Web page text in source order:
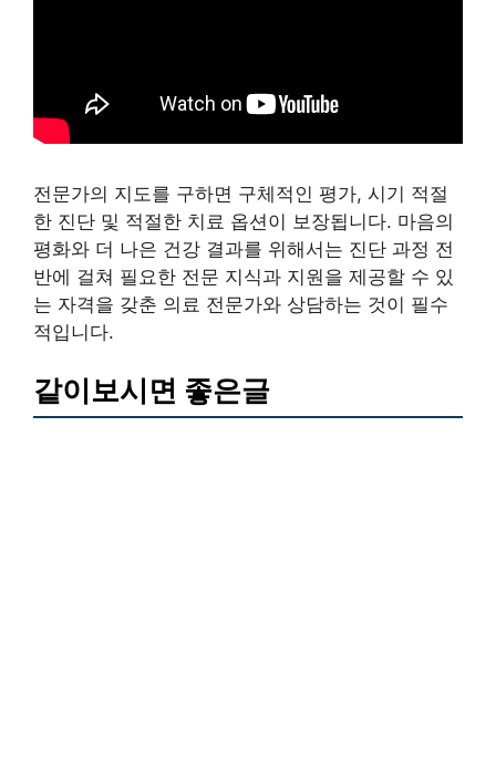
전문가의 지도를 구하면 구체적인 평가, 시기 적절
한 진단 및 적절한 치료 옵션이 보장됩니다. 마음의
평화와 더 나은 건강 결과를 위해서는 진단 과정 전
반에 걸쳐 필요한 전문 지식과 지원을 제공할 수 있
는 자격을 갖춘 의료 전문가와 상담하는 것이 필수
적입니다.
같이보시면 좋은글